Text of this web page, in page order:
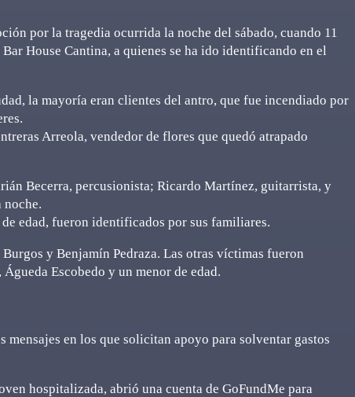
por la tragedia ocurrida la noche del sábado, cuando 11
House Cantina, a quienes se ha ido identificando en el
la mayoría eran clientes del antro, que fue incendiado por
Arreola, vendedor de flores que quedó atrapado
Becerra, percusionista; Ricardo Martínez, guitarrista, y
noche.
edad, fueron identificados por sus familiares.
y Benjamín Pedraza. Las otras víctimas fueron
Escobedo y un menor de edad.
en los que solicitan apoyo para solventar gastos
hospitalizada, abrió una cuenta de GoFundMe para